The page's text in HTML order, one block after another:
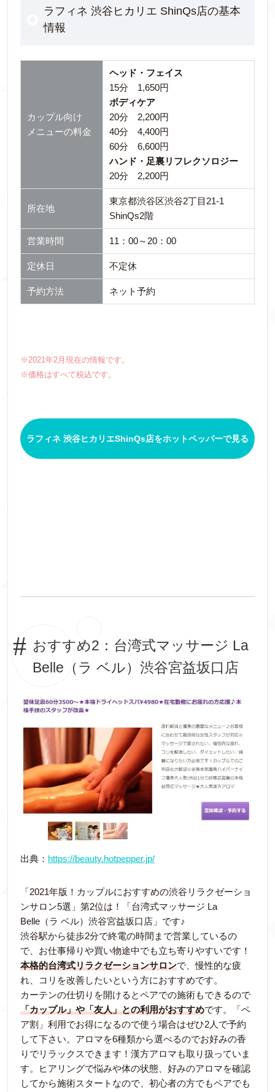
ラフィネ 渋谷ヒカリエ ShinQs店の基本
情報
カップル向け
メニューの料金
ヘッド・フェイス
15分 1,650円
ボディケア
20分 2,200円
40分 4,400円
60分 6,600円
ハンド・足裏リフレクソロジー
20分 2,200円
所在地
東京都渋谷区渋谷2丁目21-1
ShinQs2階
営業時間 11：00～20：00
定休日 不定休
予約方法 ネット予約
※2021年2月現在の情報です。
※価格はすべて税込です。
ラフィネ 渋谷ヒカリエShinQs店をホットペッパーで見る
おすすめ2：台湾式マッサージ La
Belle（ラ ベル）渋谷宮益坂口店
出典： https://beauty.hotpepper.jp/
「2021年版！カップルにおすすめの渋谷リラクゼーショ
ンサロン5選」第2位は！「台湾式マッサージ La
Belle（ラ ベル）渋谷宮益坂口店」です♪
渋谷駅から徒歩2分で終電の時間まで営業しているの
で、お仕事帰りや買い物途中でも立ち寄りやすいです！
本格的台湾式リラクゼーションサロンで、慢性的な疲
れ、コリを改善したいという方におすすめです。
カーテンの仕切りを開けるとペアでの施術もできるので
「カップル」や「友人」との利用がおすすめです。「ペ
ア割」利用でお得になるので使う場合はぜひ2人で予約
して下さい。アロマを6種類から選べるのでお好みの香
りでリラックスできます！漢方アロマも取り扱っていま
す。ヒアリングで悩みや体の状態、好みのアロマを確認
してから施術スタートなので、初心者の方でもペアでも